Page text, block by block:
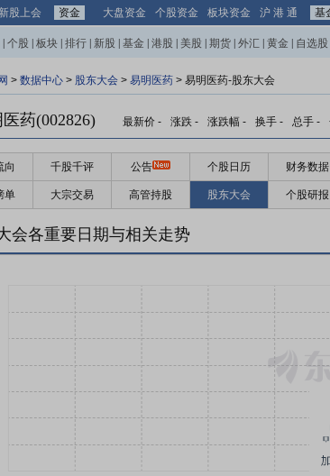
新股上会 资金 大盘资金 个股资金 板块资金 沪 港 通 基
个股 板块 排行 新股 基金 港股 美股 期货 外汇 黄金 自选股
> 数据中心 > 股东大会 > 易明医药 > 易明医药-股东大会
药(002826) 最新价 - 涨跌 - 涨跌幅 - 换手 - 总手 -
向 千股千评 公告 个股日历 财务数据
单 大宗交易 高管持股 股东大会 个股研报
会各重要日期与相关走势